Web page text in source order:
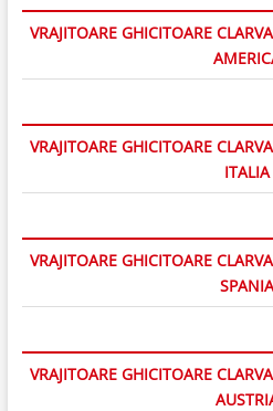
VRAJITOARE GHICITOARE
VRAJITOARE GHICITOARE
ITALIA
VRAJITOARE GHICITOARE
SPANIA
VRAJITOARE GHICITOARE